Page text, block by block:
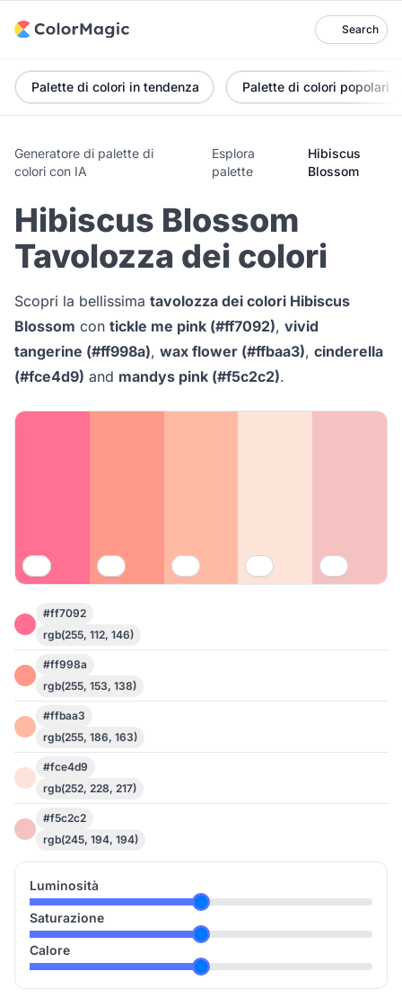
Search
Palette di colori in tendenza Palette di colori popolari
Generatore di palette di
colori con IA
Esplora
palette
Hibiscus
Blossom
Hibiscus Blossom
Tavolozza dei colori
Scopri la bellissima tavolozza dei colori Hibiscus
Blossom con tickle me pink (#ff7092), vivid
tangerine (#ff998a), wax flower (#ffbaa3), cinderella
(#fce4d9) and mandys pink (#f5c2c2).
#ff7092
rgb(255, 112, 146)
#ff998a
rgb(255, 153, 138)
#ffbaa3
rgb(255, 186, 163)
#fce4d9
rgb(252, 228, 217)
#f5c2c2
rgb(245, 194, 194)
Luminosità
Saturazione
Calore